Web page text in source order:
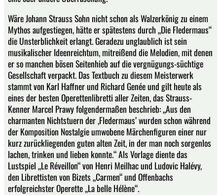
Wäre Johann Strauss Sohn nicht schon als Walzerkönig zu einem
Mythos aufgestiegen, hätte er spätestens durch „Die Fledermaus“
die Unsterblichkeit erlangt. Geradezu unglaublich ist sein
musikalischer Ideenreichtum, mitreißend die Melodien, mit denen
er so manchen bösen Seitenhieb auf die vergnügungs-süchtige
Gesellschaft verpackt. Das Textbuch zu diesem Meisterwerk
stammt von Karl Haffner und Richard Genée und gilt heute als
eines der besten Operettenlibretti aller Zeiten, das Strauss-
Kenner Marcel Prawy folgendermaßen beschrieb: „Aus den
charmanten Nichtstuern der ‚Fledermaus’ wurden schon während
der Komposition Nostalgie umwobene Märchenfiguren einer nur
kurz zurückliegenden guten alten Zeit, in der man noch sorgenlos
lachen, trinken und lieben konnte.“ Als Vorlage diente das
Lustspiel „Le Réveillon“ von Henri Meilhac und Ludovic Halévy,
den Librettisten von Bizets „Carmen“ und Offenbachs
erfolgreichster Operette „La belle Hélène“.